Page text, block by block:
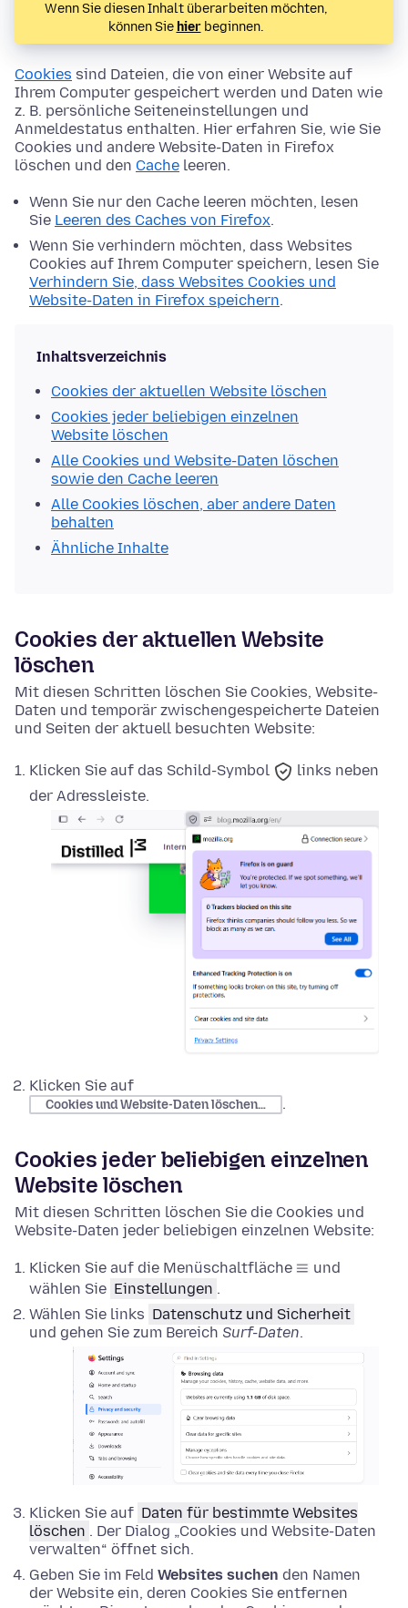
Wenn Sie diesen Inhalt überarbeiten möchten,
können Sie hierbeginnen.
Cookies sind Dateien, die von einer Website auf
Ihrem Computer gespeichert werden und Daten wie
z. B. persönliche Seiteneinstellungen und
Anmeldestatus enthalten. Hier erfahren Sie, wie Sie
Cookies und andere Website-Daten in Firefox
löschen und den Cache leeren.
Wenn Sie nur den Cache leeren möchten, lesen
Sie Leeren des Caches von Firefox.
Wenn Sie verhindern möchten, dass Websites
Cookies auf Ihrem Computer speichern, lesen Sie
Verhindern Sie, dass Websites Cookies und
Website-Daten in Firefox speichern.
Inhaltsverzeichnis
Cookies der aktuellen Website löschen
Cookies jeder beliebigen einzelnen
Website löschen
Alle Cookies und Website-Daten löschen
sowie den Cache leeren
Alle Cookies löschen, aber andere Daten
behalten
Ähnliche Inhalte
Cookies der aktuellen Website
löschen
Mit diesen Schritten löschen Sie Cookies, Website-
Daten und temporär zwischengespeicherte Dateien
und Seiten der aktuell besuchten Website:
Klicken Sie auf das Schild-Symbol
links neben
der Adressleiste.
Klicken Sie auf
Cookies und Website-Daten löschen… .
Cookies jeder beliebigen einzelnen
Website löschen
Mit diesen Schritten löschen Sie die Cookies und
Website-Daten jeder beliebigen einzelnen Website:
Klicken Sie auf die Menüschaltfläche
und
wählen Sie Einstellungen .
Wählen Sie links Datenschutz und Sicherheit
und gehen Sie zum Bereich Surf-Daten.
Klicken Sie auf Daten für bestimmte Websites
löschen . Der Dialog „Cookies und Website-Daten
verwalten“ öffnet sich.
Geben Sie im Feld Websites suchen den Namen
der Website ein, deren Cookies Sie entfernen